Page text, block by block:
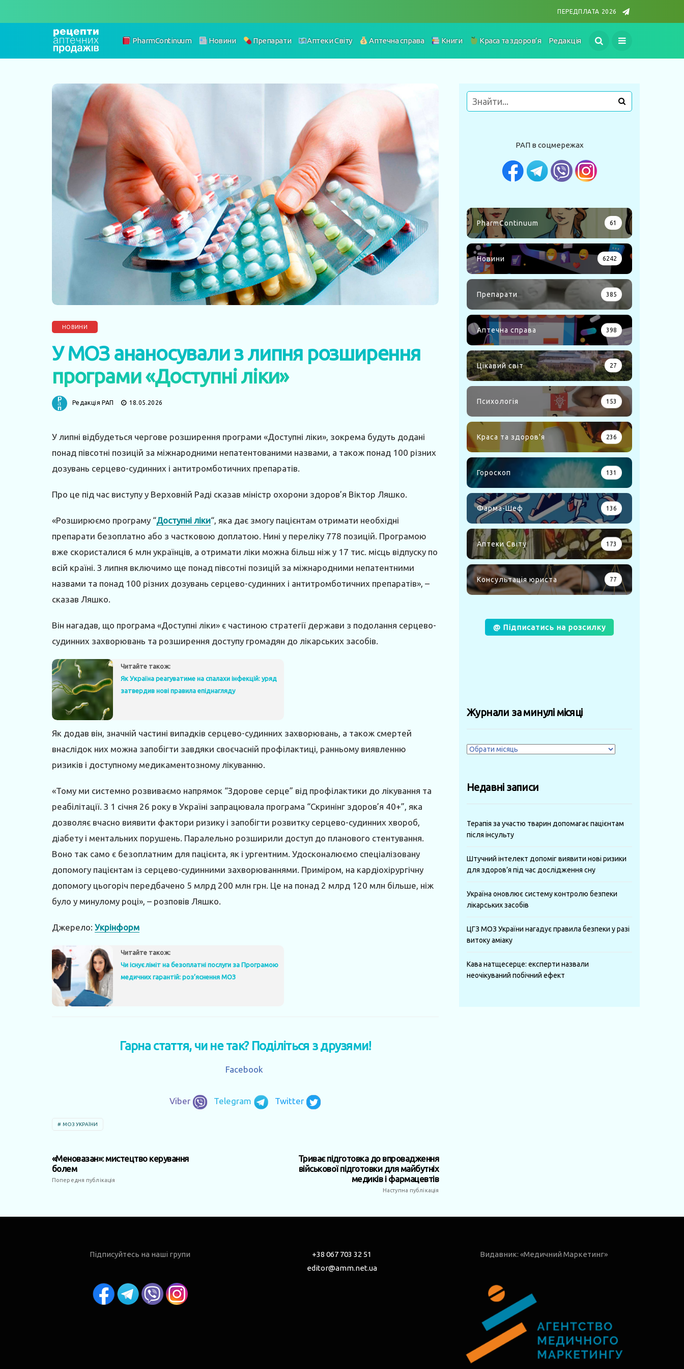
ПЕРЕДПЛАТА 2026
PharmContinuum Новини Препарати Аптеки Світу Аптечна справа Книги Краса та здоров’я Редакція
НОВИНИ
У МОЗ ананосували з липня розширення
програми «Доступні ліки»
Редакція РАП 18.05.2026
У липні відбудеться чергове розширення програми «Доступні ліки», зокрема будуть додані
понад півсотні позицій за міжнародними непатентованими назвами, а також понад 100 різних
дозувань серцево-судинних і антитромботичних препаратів.
Про це під час виступу у Верховній Раді сказав міністр охорони здоров’я Віктор Ляшко.
«Розширюємо програму “Доступні ліки“, яка дає змогу пацієнтам отримати необхідні
препарати безоплатно або з частковою доплатою. Нині у переліку 778 позицій. Програмою
вже скористалися 6 млн українців, а отримати ліки можна більш ніж у 17 тис. місць відпуску по
всій країні. З липня включимо ще понад півсотні позицій за міжнародними непатентними
назвами та понад 100 різних дозувань серцево-судинних і антитромботичних препаратів», –
сказав Ляшко.
Він нагадав, що програма «Доступні ліки» є частиною стратегії держави з подолання серцево-
судинних захворювань та розширення доступу громадян до лікарських засобів.
Читайте також:
Як Україна реагуватиме на спалахи інфекцій: уряд
затвердив нові правила епіднагляду
Як додав він, значній частині випадків серцево-судинних захворювань, а також смертей
внаслідок них можна запобігти завдяки своєчасній профілактиці, ранньому виявленню
ризиків і доступному медикаментозному лікуванню.
«Тому ми системно розвиваємо напрямок “Здорове серце” від профілактики до лікування та
реабілітації. З 1 січня 26 року в Україні запрацювала програма “Скринінг здоров’я 40+”, яка
дозволяє вчасно виявити фактори ризику і запобігти розвитку серцево-судинних хвороб,
діабету і ментальних порушень. Паралельно розширили доступ до планового стентування.
Воно так само є безоплатним для пацієнта, як і ургентним. Удосконалюємо спеціалізовану
допомогу пацієнтам із серцево-судинними захворюваннями. Приміром, на кардіохірургічну
допомогу цьогоріч передбачено 5 млрд 200 млн грн. Це на понад 2 млрд 120 млн більше, ніж
було у минулому році», – розповів Ляшко.
Джерело: Укрінформ
Читайте також:
Чи існує ліміт на безоплатні послуги за Програмою
медичних гарантій: роз’яснення МОЗ
Гарна стаття, чи не так? Поділіться з друзями!
Facebook
Viber Telegram Twitter
МОЗ УКРАЇНИ
«Меновазан»: мистецтво керування
болем
Попередня публікація
Триває підготовка до впровадження
військової підготовки для майбутніх
медиків і фармацевтів
Наступна публікація
РАП в соцмережах
PharmContinuum 61
Новини 6242
Препарати 385
Аптечна справа 398
Цікавий світ 27
Психологія 153
Краса та здоров'я 236
Гороскоп 131
Фарма-Шеф 136
Аптеки Світу 173
Консультація юриста 77
@ Підписатись на розсилку
Журнали за минулі місяці
Журнали
місяці
Недавні записи
Терапія за участю тварин допомагає пацієнтам
після інсульту
Штучний інтелект допоміг виявити нові ризики
для здоров’я під час дослідження сну
Україна оновлює систему контролю безпеки
лікарських засобів
ЦГЗ МОЗ України нагадує правила безпеки у разі
витоку аміаку
Кава натщесерце: експерти назвали
неочікуваний побічний ефект
Підписуйтесь на наші групи
+38 067 703 32 51
editor@amm.net.ua
Видавник: «Медичний Маркетинг»